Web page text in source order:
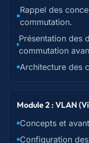
Rappel des
commutation.
Présentation des
commutation
Architecture des
Module 2 : VLAN
Concepts et
Configuration